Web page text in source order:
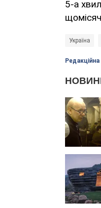
5-а
Україна